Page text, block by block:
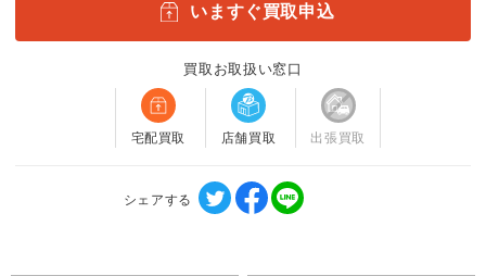
いますぐ買取申込
買取お取扱い窓口
宅配買取 店舗買取 出張買取
シェアする